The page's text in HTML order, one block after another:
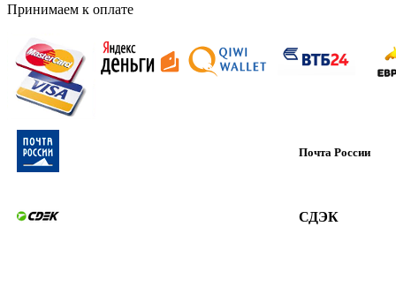
Принимаем к оплате
Почта России
СДЭК